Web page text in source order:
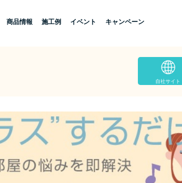
商品情報 施工例 イベント キャンペーン
自社サイト